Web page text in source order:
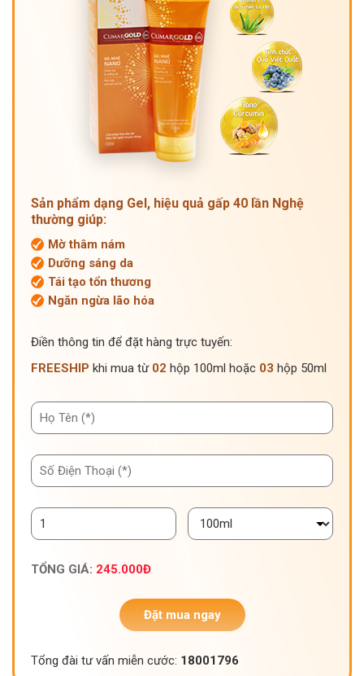
Sản phẩm dạng Gel, hiệu quả gấp 40 lần Nghệ
thường giúp:
Mờ thâm nám
Dưỡng sáng da
Tái tạo tổn thương
Ngăn ngừa lão hóa
Điền thông tin để đặt hàng trực tuyến:
FREESHIP khi mua từ 02 hộp 100ml hoặc 03 hộp 50ml
TỔNG GIÁ: 245.000Đ
Đặt mua ngay
Tổng đài tư vấn miễn cước: 18001796